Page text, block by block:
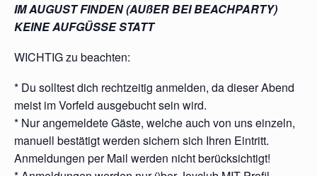
IM AUGUST FINDEN (AUßER BEI BEACHPARTY)
KEINE AUFGÜSSE STATT
WICHTIG zu beachten:
* Du solltest dich rechtzeitig anmelden, da dieser Abend
meist im Vorfeld ausgebucht sein wird.
* Nur angemeldete Gäste, welche auch von uns einzeln,
manuell bestätigt werden sichern sich Ihren Eintritt.
Anmeldungen per Mail werden nicht berücksichtigt!